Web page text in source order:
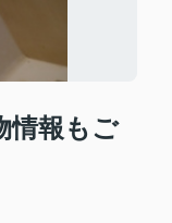
情報もご